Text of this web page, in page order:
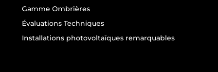
Gamme Ombrières
Évaluations Techniques
Installations photovoltaïques remarquables